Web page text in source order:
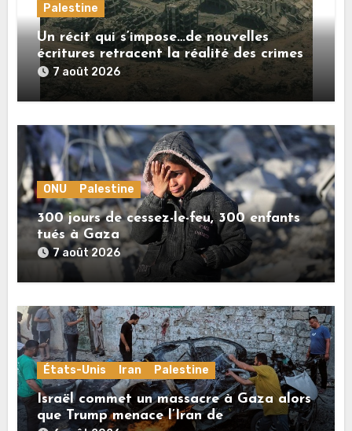
Palestine
Un récit qui s’impose…de nouvelles
écritures retracent la réalité des crimes
sionistes à Gaza
7 août 2026
ONU Palestine
300 jours de cessez-le-feu, 300 enfants
tués à Gaza
7 août 2026
États-Unis Iran Palestine
Israël commet un massacre à Gaza alors
que Trump menace l’Iran de